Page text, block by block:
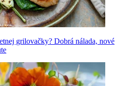
grilovačky? Dobrá nálada, nové